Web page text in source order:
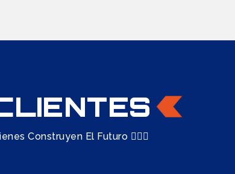
Construyen El Futuro 👷🏻‍♂️